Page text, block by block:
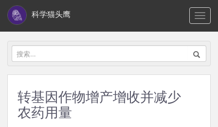
i
科学猫头鹰
搜
索：
转基因作物增产增收并减少
农药用量